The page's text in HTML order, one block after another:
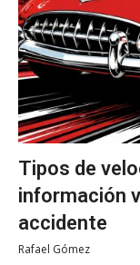
Tipos de
información
accidente
Rafael Gómez